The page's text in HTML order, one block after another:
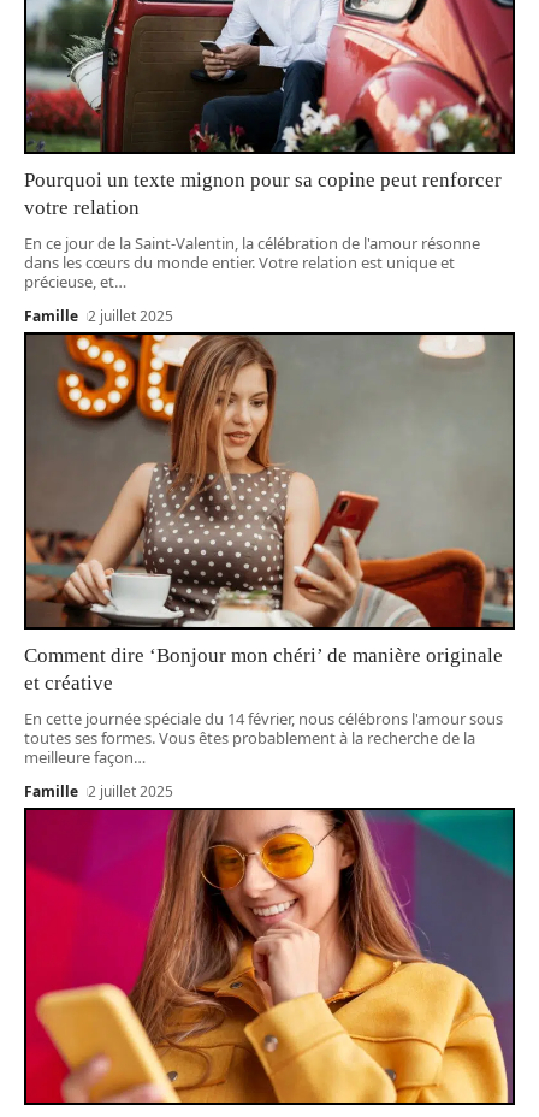
Pourquoi un texte mignon pour sa copine peut renforcer
votre relation
En ce jour de la Saint-Valentin, la célébration de l'amour résonne
dans les cœurs du monde entier. Votre relation est unique et
précieuse, et…
Famille 2 juillet 2025
Comment dire ‘Bonjour mon chéri’ de manière originale
et créative
En cette journée spéciale du 14 février, nous célébrons l'amour sous
toutes ses formes. Vous êtes probablement à la recherche de la
meilleure façon…
Famille 2 juillet 2025